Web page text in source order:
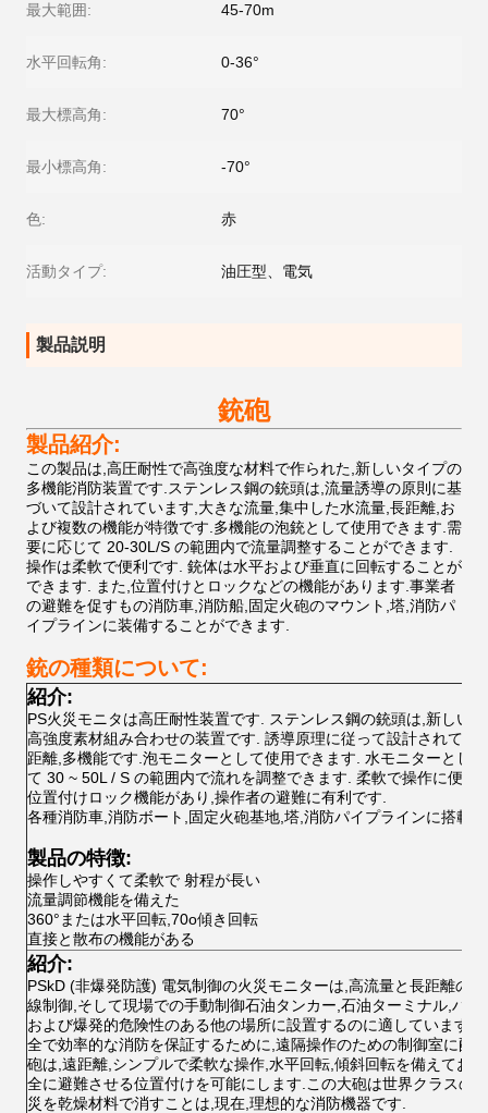
最大範囲: 45-70m
水平回転角: 0-36°
最大標高角: 70°
最小標高角: -70°
色: 赤
活動タイプ: 油圧型、電気
製品説明
銃砲
製品紹介:
この製品は,高圧耐性で高強度な材料で作られた,新しいタイプの
多機能消防装置です.ステンレス鋼の銃頭は,流量誘導の原則に基
づいて設計されています,大きな流量,集中した水流量,長距離,お
よび複数の機能が特徴です.多機能の泡銃として使用できます.需
要に応じて 20-30L/S の範囲内で流量調整することができます.
操作は柔軟で便利です. 銃体は水平および垂直に回転することが
できます. また,位置付けとロックなどの機能があります.事業者
の避難を促すもの消防車,消防船,固定火砲のマウント,塔,消防パ
イプラインに装備することができます.
銃の種類について:
紹介:
PS火災モニタは高圧耐性装置です. ステンレス鋼の銃頭は,新しい
高強度素材組み合わせの装置です. 誘導原理に従って設計されてい
距離,多機能です.泡モニターとして使用できます. 水モニターとし
て 30 ~ 50L / S の範囲内で流れを調整できます. 柔軟で操作に便利
位置付けロック機能があり,操作者の避難に有利です.
各種消防車,消防ボート,固定火砲基地,塔,消防パイプラインに搭載
製品の特徴:
操作しやすくて柔軟で 射程が長い
流量調節機能を備えた
360°または水平回転,70o傾き回転
直接と散布の機能がある
紹介:
PSkD (非爆発防護) 電気制御の火災モニターは,高流量と長距離の
線制御,そして現場での手動制御石油タンカー,石油ターミナル,ハ
および爆発的危険性のある他の場所に設置するのに適しています.
全で効率的な消防を保証するために,遠隔操作のための制御室に配
砲は,遠距離,シンプルで柔軟な操作,水平回転,傾斜回転を備えてお
全に避難させる位置付けを可能にします.この大砲は世界クラスの
災を乾燥材料で消すことは,現在,理想的な消防機器です.